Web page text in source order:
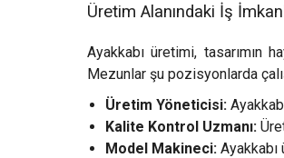
Üretim Alanındaki İş
Ayakkabı üretimi, tasarımın
Mezunlar şu pozisyonlarda
Üretim Yöneticisi:
Kalite Kontrol Uzmanı:
Model Makineci: